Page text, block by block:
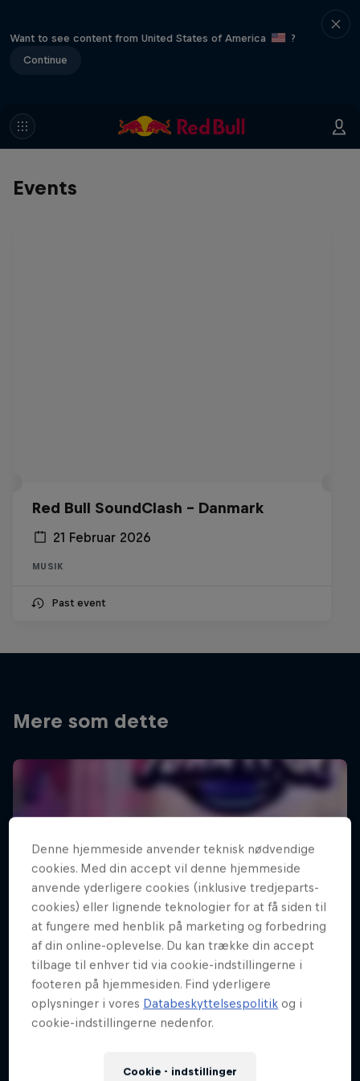
Want to see content from United States of America
?
Continue
Events
Red Bull SoundClash - Danmark
21 Februar 2026
MUSIK
Past event
Mere som dette
Denne hjemmeside anvender teknisk nødvendige
cookies. Med din accept vil denne hjemmeside
anvende yderligere cookies (inklusive tredjeparts-
cookies) eller lignende teknologier for at få siden til
at fungere med henblik på marketing og forbedring
af din online-oplevelse. Du kan trække din accept
tilbage til enhver tid via cookie-indstillingerne i
footeren på hjemmesiden. Find yderligere
oplysninger i vores Databeskyttelsespolitik og i
cookie-indstillingerne nedenfor.
Cookie - indstillinger